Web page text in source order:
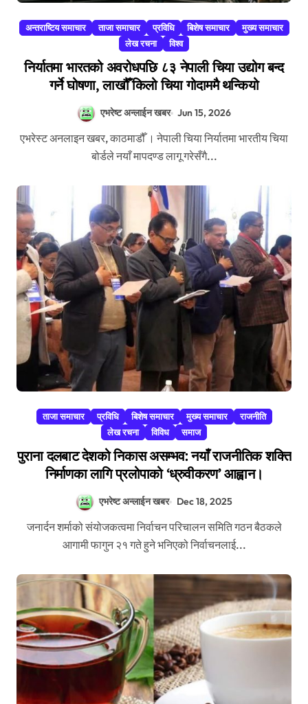
अन्तराष्टिय समाचार ताजा समाचार प्रविधि बिशेष समाचार
मुख्य समाचार
लेख रचना
विश्व
निर्यातमा भारतको अवरोधपछि ८३ नेपाली चिया उद्योग बन्द
गर्ने घोषणा, लाखौँ किलो चिया गोदाममै थन्कियो
एभरेष्ट अन्लाईन खबर Jun 15, 2026
एभरेस्ट अनलाइन खबर, काठमाडौँ । नेपाली चिया निर्यातमा भारतीय चिया
बोर्डले नयाँ मापदण्ड लागू गरेसँगै...
ताजा समाचार प्रविधि बिशेष समाचार मुख्य समाचार
राजनीति
लेख रचना
विविध समाज
पुराना दलबाट देशको निकास असम्भव: नयाँ राजनीतिक शक्ति
निर्माणका लागि प्रलोपाको ‘ध्रुवीकरण’ आह्वान।
एभरेष्ट अन्लाईन खबर Dec 18, 2025
जनार्दन शर्माको संयोजकत्वमा निर्वाचन परिचालन समिति गठन बैठकले
आगामी फागुन २१ गते हुने भनिएको निर्वाचनलाई...